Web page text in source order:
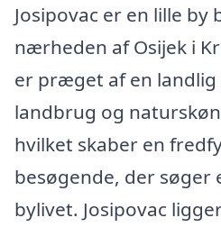
Josipovac er en lille by
nærheden af Osijek i
er præget af en
landbrug og
hvilket skaber en
besøgende, der søger
bylivet. Josipovac